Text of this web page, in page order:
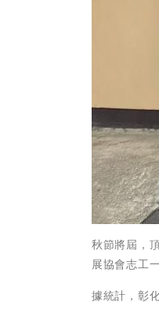
秋節將屆，
展協會志工
據統計，彰